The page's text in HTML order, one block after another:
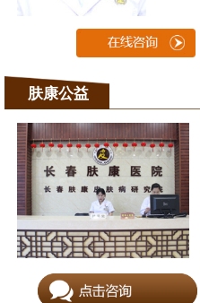
肤康公益